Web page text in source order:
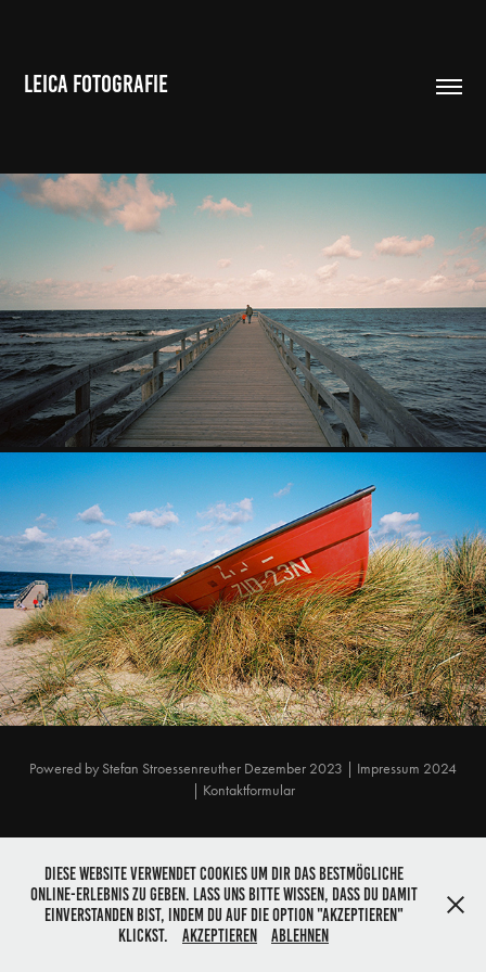
LEICA FOTOGRAFIE
2023
LEICA M6
2023
Powered by Stefan Stroessenreuther Dezember 2023
Impressum 2024
Kontaktformular
Diese Website verwendet Cookies um dir das bestmögliche
Online-Erlebnis zu geben. Lass uns bitte wissen, dass du damit
einverstanden bist, indem du auf die Option "Akzeptieren"
klickst.
Akzeptieren Ablehnen